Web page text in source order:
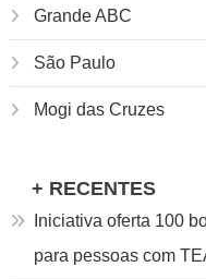
Grande ABC
São Paulo
Mogi das Cruzes
+ RECENTES
Iniciativa oferta 100
para pessoas com